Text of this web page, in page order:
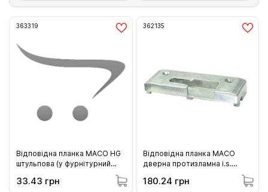
363319
Відповідна планка MACO HG
штульпова (у фурнітурний
33.43 грн
362135
Відповідна планка MACO
дверна протизламна i.s.
ліва (362135)
180.24 грн